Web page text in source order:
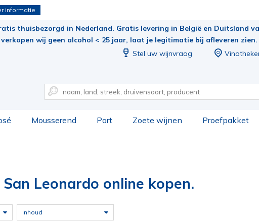
informatie
thuisbezorgd in Nederland. Gratis levering in België en Duitsland
wij geen alcohol < 25 jaar, laat je legitimatie bij afleveren zien.
Stel uw wijnvraag
Mousserend Port Zoete wijnen Proefpakket
Leonardo online kopen.
inhoud